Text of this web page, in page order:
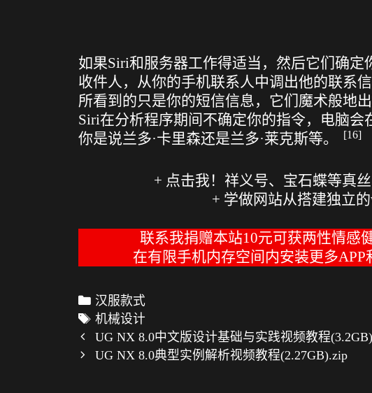
如果Siri和服务器工作得适当，然后它们确
收件人，从你的手机联系人中调出他的联系
所看到的只是你的短信信息，它们魔术般地
Siri在分析程序期间不确定你的指令，电脑会
你是说兰多·卡里森还是兰多·莱克斯等。
[16]
+ 恒星世界在暴力中诞生，也在暴
+ 学做网站从搭建独立
+ 人生励志歌曲【原创】Be
联系我捐赠本站10元可获两性情感
在有限手机内存空间内安装更多APP
C
a
t
e
汉服款式
T
a
g
机械设计
P
o
UG NX 8.0中文版设计基础与实践视频教程
UG NX 8.0典型实例解析视频教程(2.27GB).zip